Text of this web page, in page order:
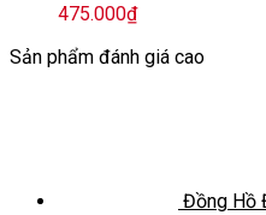
475.000₫
Sản phẩm đánh giá cao
Đồng Hồ